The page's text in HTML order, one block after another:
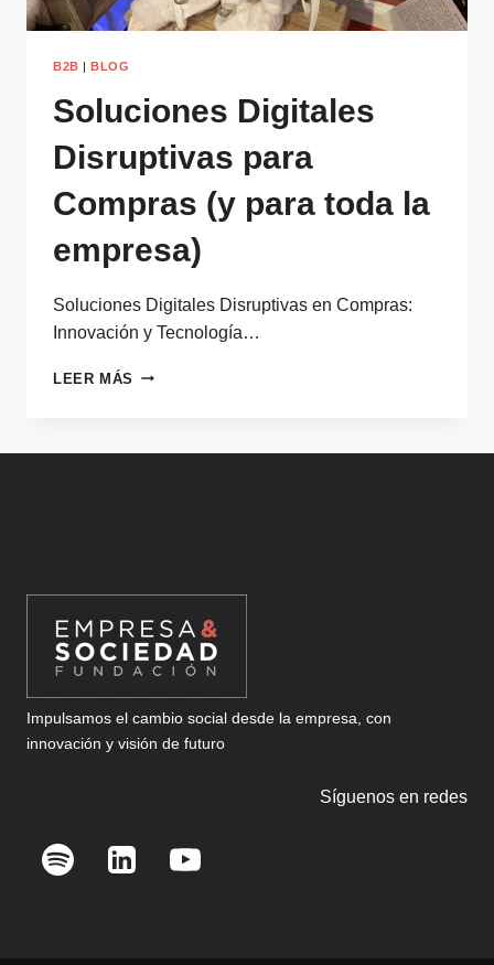
B2B |BLOG
Soluciones Digitales
Disruptivas para
Compras (y para toda la
empresa)
Soluciones Digitales Disruptivas en Compras:
Innovación y Tecnología…
LEER MÁS SOLUCIONES
Impulsamos el cambio social desde la empresa, con
innovación y visión de futuro
Síguenos en redes